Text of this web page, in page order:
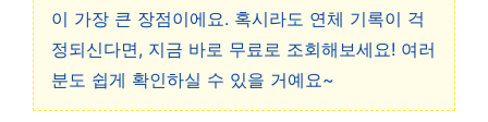
이 가장 큰 장점이에요. 혹시라도 연체 기록이 걱
정되신다면, 지금 바로 무료로 조회해보세요! 여러
분도 쉽게 확인하실 수 있을 거예요~